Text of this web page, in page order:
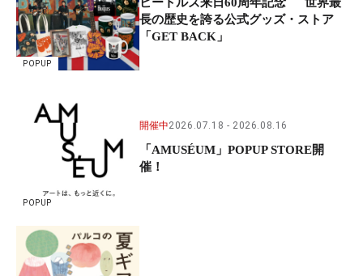
POPUP
長の歴史を誇る公式グッズ・ストア
「GET BACK」
POPUP
開催中2026.07.18 2026.08.16
「AMUSÉUM」POPUP STORE開
催！